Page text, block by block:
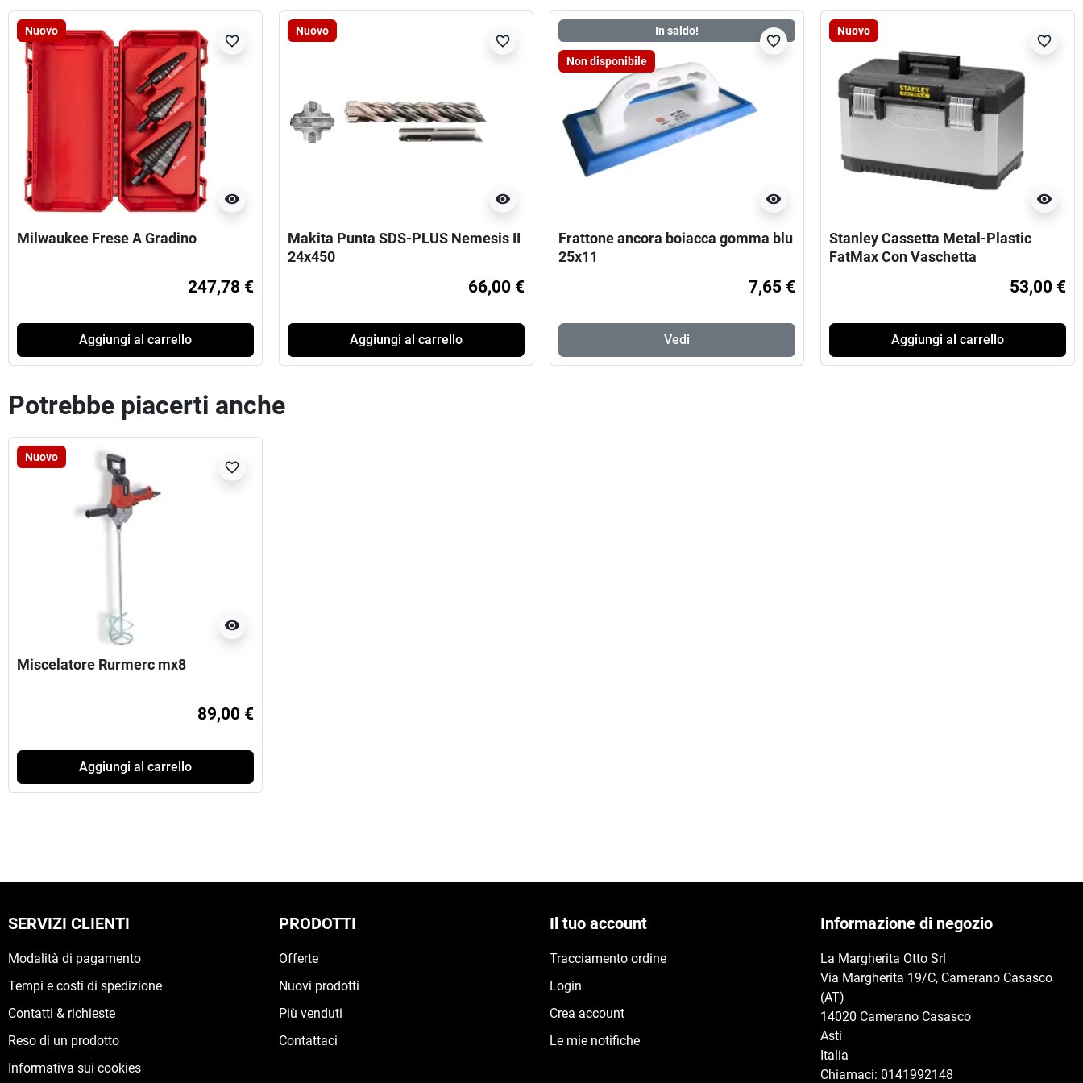
Nuovo
visibility
favorite_border
Milwaukee Frese A Gradino
247,78 €
Aggiungi al carrello
Nuovo
visibility
favorite_border
Makita Punta SDS-PLUS Nemesis II
24x450
66,00 €
Aggiungi al carrello
In saldo!
Non disponibile
visibility
favorite_border
Frattone ancora boiacca gomma blu
25x11
7,65 €
Vedi
Nuovo
visibility
favorite_border
Stanley Cassetta Metal-Plastic
FatMax Con Vaschetta
53,00 €
Aggiungi al carrello
Potrebbe piacerti anche
Nuovo
visibility
favorite_border
Miscelatore Rurmerc mx8
89,00 €
Aggiungi al carrello
SERVIZI CLIENTI
Modalità di pagamento
Tempi e costi di spedizione
Contatti & richieste
Reso di un prodotto
Informativa sui cookies
PRODOTTI
Offerte
Nuovi prodotti
Più venduti
Contattaci
Il tuo account
Tracciamento ordine
Login
Crea account
Le mie notifiche
Informazione di negozio
La Margherita Otto Srl
Via Margherita 19/C, Camerano Casasco
(AT)
14020 Camerano Casasco
Asti
Italia
Chiamaci: 0141992148